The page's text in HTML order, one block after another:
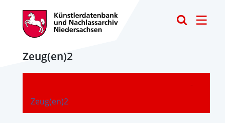
Zeug(en)2
Zeug(en)2
-